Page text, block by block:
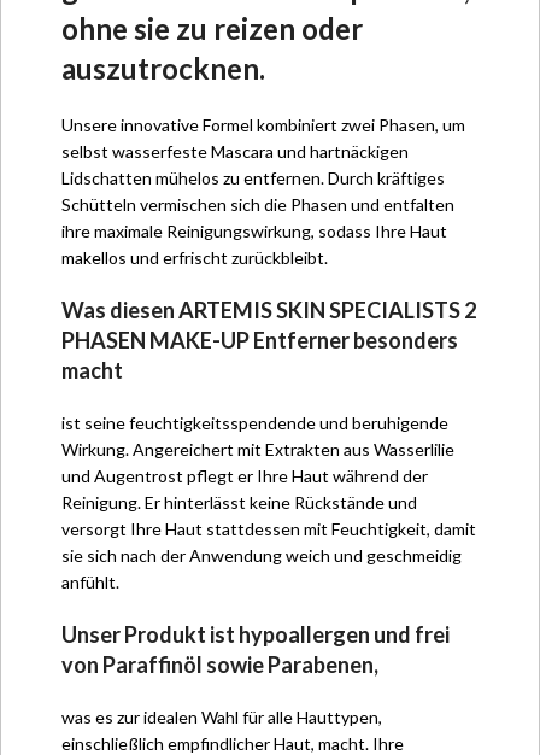
ohne sie zu reizen oder
auszutrocknen.
Unsere innovative Formel kombiniert zwei Phasen, um
selbst wasserfeste Mascara und hartnäckigen
Lidschatten mühelos zu entfernen. Durch kräftiges
Schütteln vermischen sich die Phasen und entfalten
ihre maximale Reinigungswirkung, sodass Ihre Haut
makellos und erfrischt zurückbleibt.
Was diesen ARTEMIS SKIN SPECIALISTS 2
PHASEN MAKE-UP Entferner besonders
macht
ist seine feuchtigkeitsspendende und beruhigende
Wirkung. Angereichert mit Extrakten aus Wasserlilie
und Augentrost pflegt er Ihre Haut während der
Reinigung. Er hinterlässt keine Rückstände und
versorgt Ihre Haut stattdessen mit Feuchtigkeit, damit
sie sich nach der Anwendung weich und geschmeidig
anfühlt.
Unser Produkt ist hypoallergen und frei
von Paraffinöl sowie Parabenen,
was es zur idealen Wahl für alle Hauttypen,
einschließlich empfindlicher Haut, macht. Ihre